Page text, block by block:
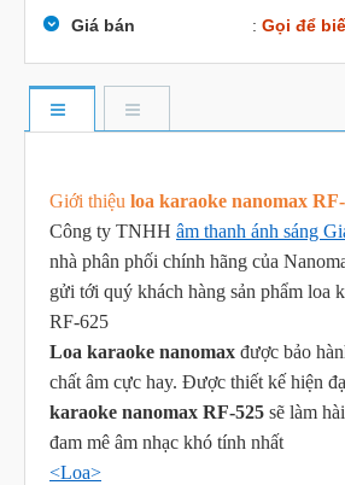
Giá bán
: Gọi để
Giới thiệu loa karaoke nanomax
Công ty TNHH âm thanh ánh sáng
nhà phân phối chính hãng của
gửi tới quý khách hàng sản phẩm loa
RF-625
Loa karaoke nanomax được bảo
chất âm cực hay. Được thiết kế hiện
karaoke nanomax RF-525 sẽ làm
đam mê âm nhạc khó tính nhất
<Loa>